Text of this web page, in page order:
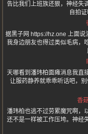
告比我们上班族还狠，神经失
自拍
据黑子网 https://hz.one 上面说
我身边朋友也得过类似毛病，
天哪看到潘玮柏面瘫消息我直
让服药静养就乖乖听话吧，
香
潘玮柏也逃不过劳累魔咒啊，
还不是一样被工作压垮。神经